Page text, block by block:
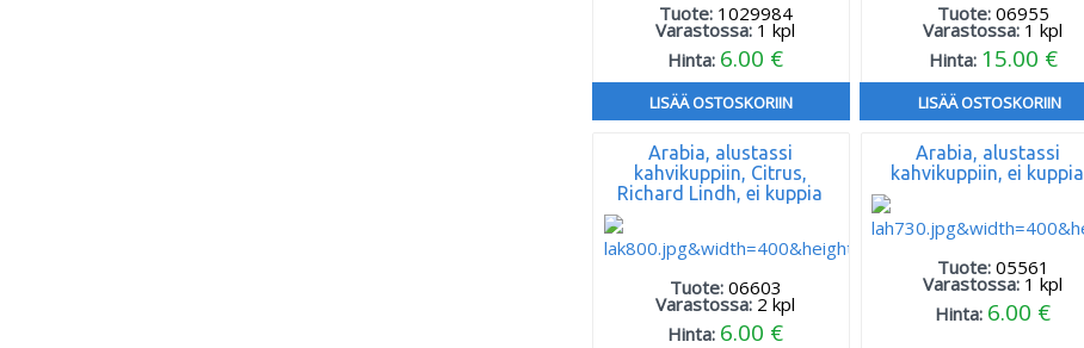
Tuote: 1029984
Varastossa: 1 kpl
Hinta: 6.00 €
LISÄÄ OSTOSKORIIN
Tuote: 06955
Varastossa: 1 kpl
Hinta: 15.00 €
LISÄÄ OSTOSKORIIN
Arabia, alustassi
kahvikuppiin, Citrus,
Richard Lindh, ei kuppia
Tuote: 06603
Varastossa: 2 kpl
Hinta: 6.00 €
Arabia, alustassi
kahvikuppiin, ei kuppia
Tuote: 05561
Varastossa: 1 kpl
Hinta: 6.00 €